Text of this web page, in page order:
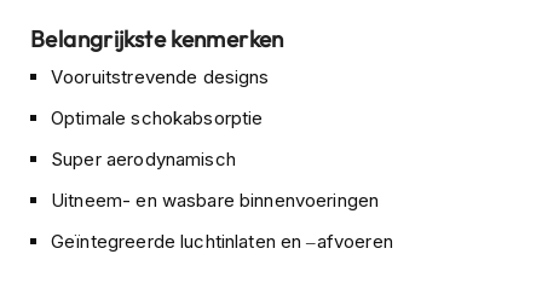
e
r
h
l
e
n
Belangrijkste kenmerken
Vooruitstrevende designs
Optimale schokabsorptie
Super aerodynamisch
Uitneem- en wasbare binnenvoeringen
Geïntegreerde luchtinlaten en –afvoeren